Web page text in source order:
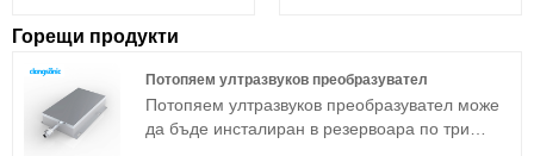
Горещи продукти
Потопяем ултразвуков преобразувател
Потопяем ултразвуков преобразувател може
да бъде инсталиран в резервоара по три